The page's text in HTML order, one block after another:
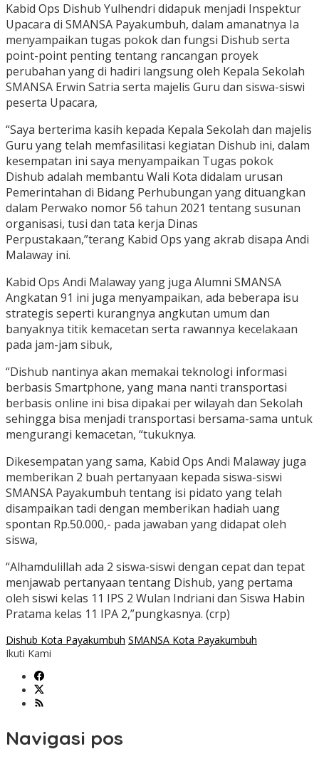
Kabid Ops Dishub Yulhendri didapuk menjadi Inspektur
Upacara di SMANSA Payakumbuh, dalam amanatnya Ia
menyampaikan tugas pokok dan fungsi Dishub serta
point-point penting tentang rancangan proyek
perubahan yang di hadiri langsung oleh Kepala Sekolah
SMANSA Erwin Satria serta majelis Guru dan siswa-siswi
peserta Upacara,
“Saya berterima kasih kepada Kepala Sekolah dan majelis
Guru yang telah memfasilitasi kegiatan Dishub ini, dalam
kesempatan ini saya menyampaikan Tugas pokok
Dishub adalah membantu Wali Kota didalam urusan
Pemerintahan di Bidang Perhubungan yang dituangkan
dalam Perwako nomor 56 tahun 2021 tentang susunan
organisasi, tusi dan tata kerja Dinas
Perpustakaan,”terang Kabid Ops yang akrab disapa Andi
Malaway ini.
Kabid Ops Andi Malaway yang juga Alumni SMANSA
Angkatan 91 ini juga menyampaikan, ada beberapa isu
strategis seperti kurangnya angkutan umum dan
banyaknya titik kemacetan serta rawannya kecelakaan
pada jam-jam sibuk,
“Dishub nantinya akan memakai teknologi informasi
berbasis Smartphone, yang mana nanti transportasi
berbasis online ini bisa dipakai per wilayah dan Sekolah
sehingga bisa menjadi transportasi bersama-sama untuk
mengurangi kemacetan, “tukuknya.
Dikesempatan yang sama, Kabid Ops Andi Malaway juga
memberikan 2 buah pertanyaan kepada siswa-siswi
SMANSA Payakumbuh tentang isi pidato yang telah
disampaikan tadi dengan memberikan hadiah uang
spontan Rp.50.000,- pada jawaban yang didapat oleh
siswa,
“Alhamdulillah ada 2 siswa-siswi dengan cepat dan tepat
menjawab pertanyaan tentang Dishub, yang pertama
oleh siswi kelas 11 IPS 2 Wulan Indriani dan Siswa Habin
Pratama kelas 11 IPA 2,”pungkasnya. (crp)
Dishub Kota Payakumbuh SMANSA Kota Payakumbuh
Ikuti Kami
Navigasi pos